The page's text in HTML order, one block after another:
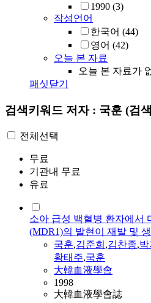
1990 (3)
작성언어
한국어 (44)
영어 (42)
오늘 본 자료
오늘 본 자료가
패싯닫기
검색키워드 저자 : 국훈 (검
전체선택
무료
기관내 무료
유료
소아 급성 백혈병 환자에서
(MDR1)의 발현이 재발 및
국훈,김준희 ,김찬종,박
황태주,국훈
大韓血液學會
1998
大韓血液學會誌